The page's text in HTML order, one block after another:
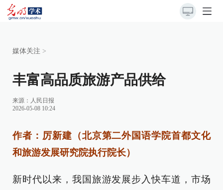
媒体关注 >
丰富高品质旅游产品供给
来源： 人民日报
2026-05-08 10:24
作者：厉新建（北京第二外国语学院首都文化
和旅游发展研究院执行院长）
新时代以来，我国旅游发展步入快车道，市场